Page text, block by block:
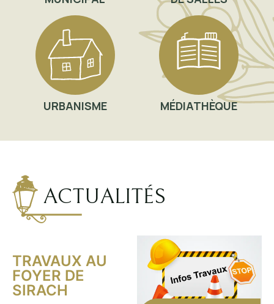
URBANISME MÉDIATHÈQUE
ACTUALITÉS
TRAVAUX AU
FOYER DE
SIRACH